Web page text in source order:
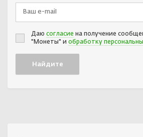
Даю согласие на получение
"Монеты" и обработку